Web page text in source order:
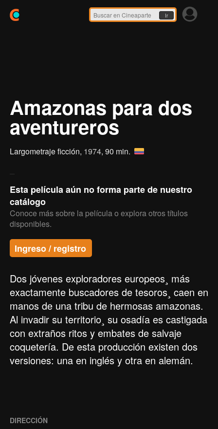
Ir
Amazonas para dos
aventureros
Largometraje ficción, 1974, 90 min.
Esta película aún no forma parte de nuestro
catálogo
Conoce más sobre la película o explora otros títulos
disponibles.
Ingreso / registro
Dos jóvenes exploradores europeos¸ más
exactamente buscadores de tesoros¸ caen en
manos de una tribu de hermosas amazonas.
Al invadir su territorio¸ su osadía es castigada
con extraños ritos y embates de salvaje
coquetería. De esta producción existen dos
versiones: una en inglés y otra en alemán.
DIRECCIÓN